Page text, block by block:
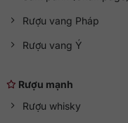
Rượu vang Pháp
Rượu vang Ý
Rượu mạnh
Rượu whisky